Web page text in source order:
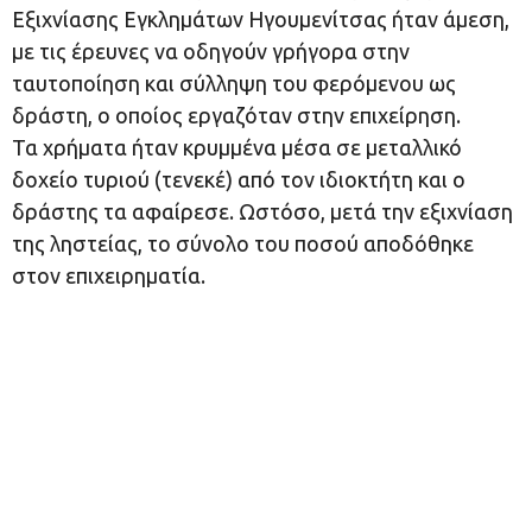
Εξιχνίασης Εγκλημάτων Ηγουμενίτσας ήταν άμεση,
με τις έρευνες να οδηγούν γρήγορα στην
ταυτοποίηση και σύλληψη του φερόμενου ως
δράστη, ο οποίος εργαζόταν στην επιχείρηση.
Τα χρήματα ήταν κρυμμένα μέσα σε μεταλλικό
δοχείο τυριού (τενεκέ) από τον ιδιοκτήτη και ο
δράστης τα αφαίρεσε. Ωστόσο, μετά την εξιχνίαση
της ληστείας, το σύνολο του ποσού αποδόθηκε
στον επιχειρηματία.